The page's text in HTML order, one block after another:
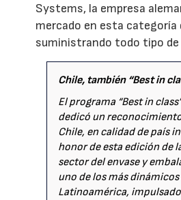
Systems, la empresa
mercado en esta categoría
suministrando todo tipo
Chile, también “Best in
El programa “Best in
dedicó un
Chile, en calidad de país
honor de esta edición de
sector del envase y
uno de los más dinámicos
Latinoamérica,